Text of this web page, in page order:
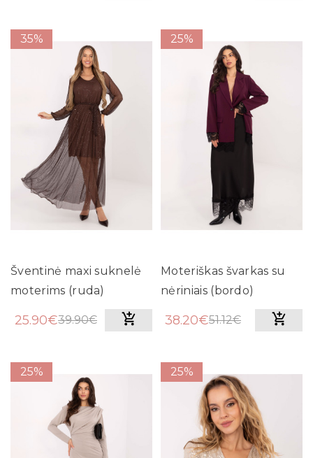
35%
Šventinė maxi suknelė
moterims (ruda)
25.90€39.90€
25%
Moteriškas švarkas su
nėriniais (bordo)
38.20€51.12€
25% 25%